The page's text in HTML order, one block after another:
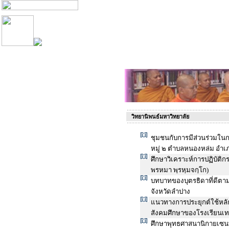
วิทยานิพนธ์มหาวิทยาลัย
ชุมชนกับการมีส่วนร่วมใน
หมู่ ๒ ตำบลหนองหล่ม อำเ
ศึกษาวิเคราะห์การปฏิบัติ
พรหมา พฺรหฺมจกฺโก)
บทบาทของบุตรธิดาที่ดีตา
จังหวัดลำปาง
แนวทางการประยุกต์ใช้ห
สังคมศึกษาของโรงเรียนเ
ศึกษาพุทธศาสนานิกายเซ